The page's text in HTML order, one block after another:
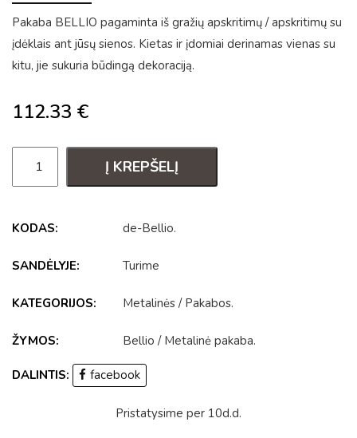
Pakaba BELLIO pagaminta iš gražių apskritimų / apskritimų su
įdėklais ant jūsų sienos. Kietas ir įdomiai derinamas vienas su
kitu, jie sukuria būdingą dekoraciją.
112.33 €
Į KREPŠELĮ
KODAS: de-Bellio.
SANDĖLYJE: Turime
KATEGORIJOS: Metalinės / Pakabos.
ŽYMOS: Bellio / Metalinė pakaba.
DALINTIS: facebook
Pristatysime per 10d.d.